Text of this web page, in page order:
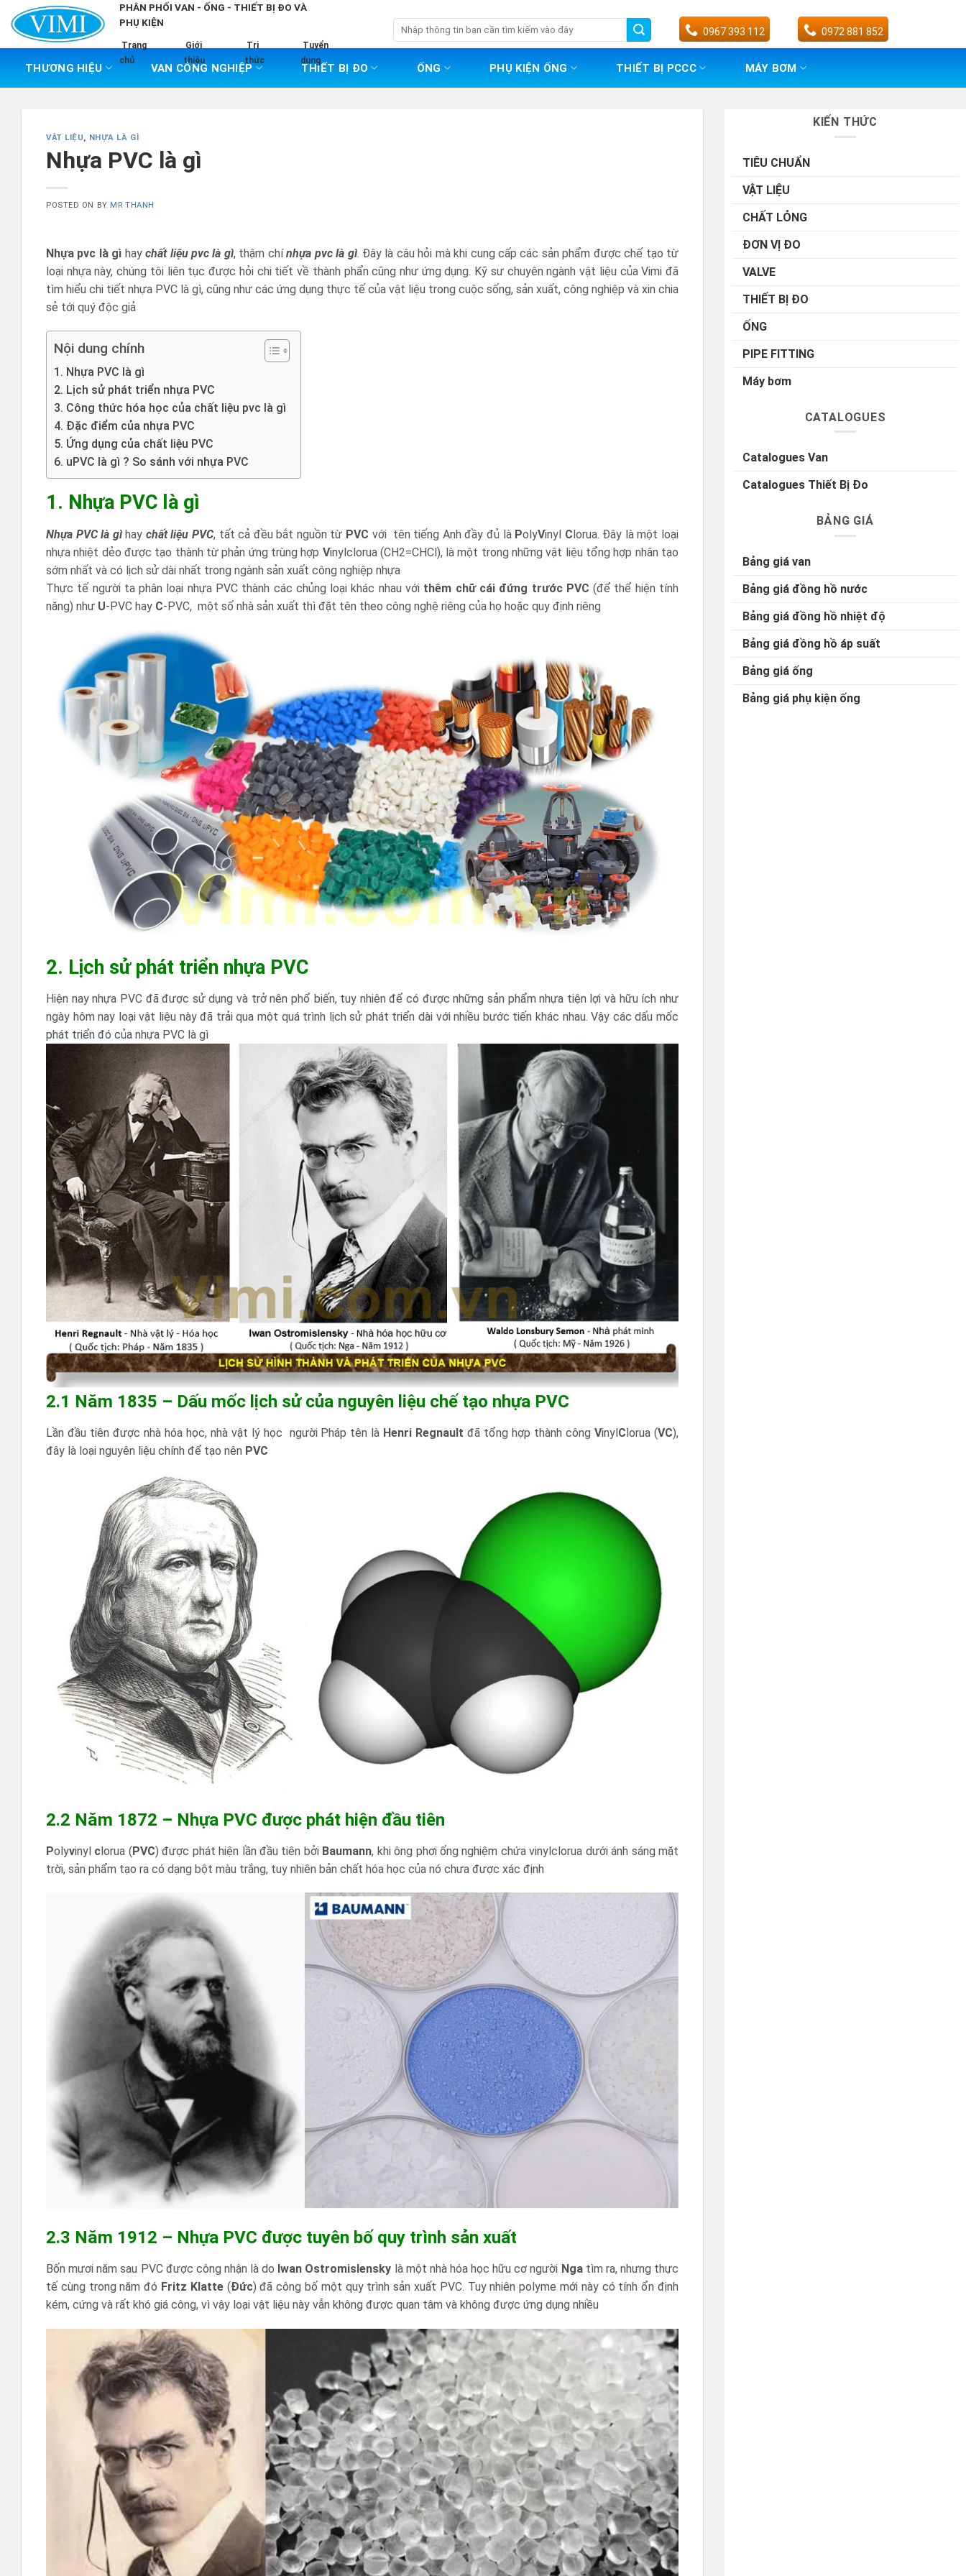
content
PHÂN PHỐI VAN - ỐNG - THIẾT BỊ ĐO VÀ
PHỤ KIỆN
Trang
chủ
Giới
thiệu
Tri
thức
Tuyển
dụng
Tìm
kiếm:
0967 393 112 0972 881 852
THƯƠNG HIỆU VAN CÔNG NGHIỆP THIẾT BỊ ĐO ỐNG PHỤ KIỆN ỐNG THIẾT BỊ PCCC MÁY BƠM
VẬT LIỆU, NHỰA LÀ GÌ
Nhựa PVC là gì
POSTED ON BY MR THANH
Nhựa pvc là gì haychất liệu pvc là gì, thậm chínhựa pvc là gì. Đây là câu hỏi mà khi cung cấp các sản phẩm được chế tạo từ
loại nhựa này, chúng tôi liên tục được hỏi chi tiết về thành phẩn cũng như ứng dụng. Kỹ sư chuyên ngành vật liệu của Vimi đã
tìm hiểu chi tiết nhựa PVC là gì, cũng như các ứng dụng thực tế của vật liệu trong cuộc sống, sản xuất, công nghiệp và xin chia
sẻ tới quý độc giả
Nội dung chính
1. Nhựa PVC là gì
2. Lịch sử phát triển nhựa PVC
3. Công thức hóa học của chất liệu pvc là gì
4. Đặc điểm của nhựa PVC
5. Ứng dụng của chất liệu PVC
6. uPVC là gì ? So sánh với nhựa PVC
1. Nhựa PVC là gì
Nhựa PVC là gìhay chất liệu PVC, tất cả đều bắt nguồn từ PVC với tên tiếng Anh đầy đủ là PolyVinyl Clorua. Đây là một loại
nhựa nhiệt dẻo được tạo thành từ phản ứng trùng hợp Vinylclorua (CH2=CHCl), là một trong những vật liệu tổng hợp nhân tạo
sớm nhất và có lịch sử dài nhất trong ngành sản xuất công nghiệp nhựa
Thực tế người ta phân loại nhựa PVC thành các chủng loại khác nhau với thêm chữ cái đứng trước PVC (để thể hiện tính
năng) như U-PVC hay C-PVC, một số nhà sản xuất thì đặt tên theo công nghệ riêng của họ hoặc quy định riêng
2. Lịch sử phát triển nhựa PVC
Hiện nay nhựa PVC đã được sử dụng và trở nên phổ biến, tuy nhiên để có được những sản phẩm nhựa tiện lợi và hữu ích như
ngày hôm nay loại vật liệu này đã trải qua một quá trình lịch sử phát triển dài với nhiều bước tiến khác nhau. Vậy các dấu mốc
phát triển đó của nhựa PVC là gì
2.1 Năm 1835 – Dấu mốc lịch sử của nguyên liệu chế tạo nhựa PVC
Lần đầu tiên được nhà hóa học, nhà vật lý học người Pháp tên là Henri Regnault đã tổng hợp thành côngVinylClorua (VC),
đây là loại nguyên liệu chính để tạo nên PVC
2.2 Năm 1872 – Nhựa PVC được phát hiện đầu tiên
Polyvinyl clorua (PVC) được phát hiện lần đầu tiên bởi Baumann, khi ông phơi ống nghiệm chứa vinylclorua dưới ánh sáng mặt
trời, sản phẩm tạo ra có dạng bột màu trắng, tuy nhiên bản chất hóa học của nó chưa được xác định
2.3 Năm 1912 – Nhựa PVC được tuyên bố quy trình sản xuất
Bốn mươi năm sau PVC được công nhận là do Iwan Ostromislensky là một nhà hóa học hữu cơ người Nga tìm ra, nhưng thực
tế cùng trong năm đó Fritz Klatte(Đức) đã công bố một quy trình sản xuất PVC. Tuy nhiên polyme mới này có tính ổn định
kém, cứng và rất khó giá công, vì vậy loại vật liệu này vẫn không được quan tâm và không được ứng dụng nhiều
KIẾN THỨC
TIÊU CHUẨN
VẬT LIỆU
CHẤT LỎNG
ĐƠN VỊ ĐO
VALVE
THIẾT BỊ ĐO
ỐNG
PIPE FITTING
Máy bơm
CATALOGUES
Catalogues Van
Catalogues Thiết Bị Đo
BẢNG GIÁ
Bảng giá van
Bảng giá đồng hồ nước
Bảng giá đồng hồ nhiệt độ
Bảng giá đồng hồ áp suất
Bảng giá ống
Bảng giá phụ kiện ống